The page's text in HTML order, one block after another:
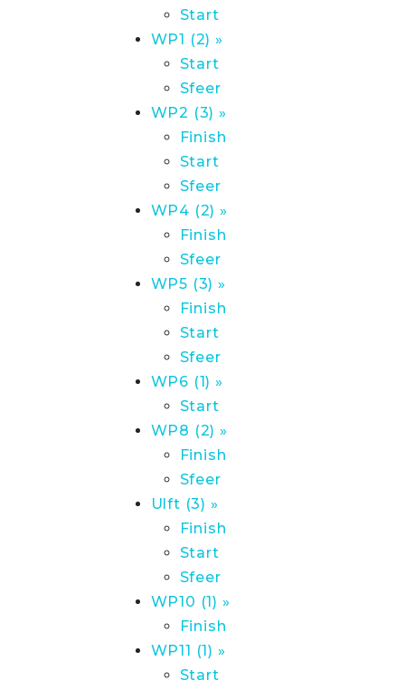
Start
WP1 (2) »
Start
Sfeer
WP2 (3) »
Finish
Start
Sfeer
WP4 (2) »
Finish
Sfeer
WP5 (3) »
Finish
Start
Sfeer
WP6 (1) »
Start
WP8 (2) »
Finish
Sfeer
Ulft (3) »
Finish
Start
Sfeer
WP10 (1) »
Finish
WP11 (1) »
Start